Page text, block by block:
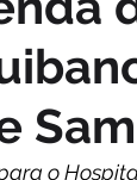
and Pork
o